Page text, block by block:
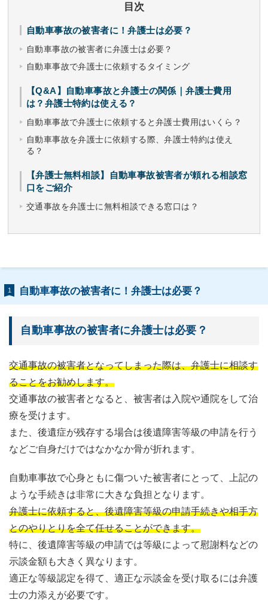
目次
自動車事故の被害者に！弁護士は必要？
自動車事故の被害者に弁護士は必要？
自動車事故で弁護士に依頼するタイミング
【Q&A】自動車事故と弁護士の関係｜弁護士費用
は？弁護士特約は使える？
自動車事故で弁護士に依頼すると弁護士費用はいくら？
自動車事故を弁護士に依頼する際、弁護士特約は使え
る？
【弁護士無料相談】自動車事故被害者が頼れる相談窓
口をご紹介
交通事故を弁護士に無料相談できる窓口は？
1 自動車事故の被害者に！弁護士は必要？
自動車事故の被害者に弁護士は必要？
交通事故の被害者となってしまった際は、弁護士に相談す
ることをお勧めします。
交通事故の被害者となると、被害者は入院や通院をして治
療を受けます。
また、後遺症が残存する場合は後遺障害等級の申請を行う
などご自身だけではなかなか骨が折れます。
自動車事故で心身ともに傷ついた被害者にとって、上記の
ような手続きは非常に大きな負担となります。
弁護士に依頼すると、後遺障害等級の申請手続きや相手方
とのやりとりを全て任せることができます。
特に、後遺障害等級の申請では等級によって慰謝料などの
示談金額も大きく異なります。
適正な等級認定を得て、適正な示談金を受け取るには弁護
士の力添えが必要です。